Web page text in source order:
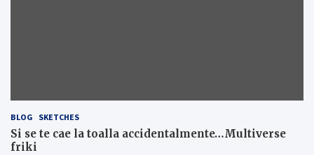
BLOG SKETCHES
Si se te cae la toalla accidentalmente…Multiverse
friki